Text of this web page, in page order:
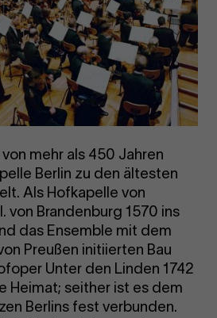
mehr als 450 Jahren
Berlin zu den ältesten
Als Hofkapelle von
von Brandenburg 1570 ins
das Ensemble mit dem
Preußen initiierten Bau
Unter den Linden 1742
Heimat; seither ist es dem
Berlins fest verbunden.